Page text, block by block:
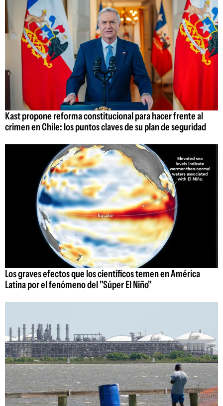
Kast propone reforma constitucional para hacer frente al
crimen en Chile: los puntos claves de su plan de seguridad
Los graves efectos que los científicos temen en América
Latina por el fenómeno del "Súper El Niño"